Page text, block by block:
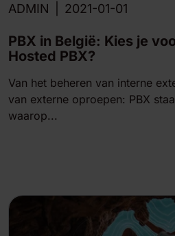
ADMIN
2021-01-01
PBX in België: Kies je
Hosted PBX?
Van het beheren van interne
van externe oproepen: PBX
waarop...